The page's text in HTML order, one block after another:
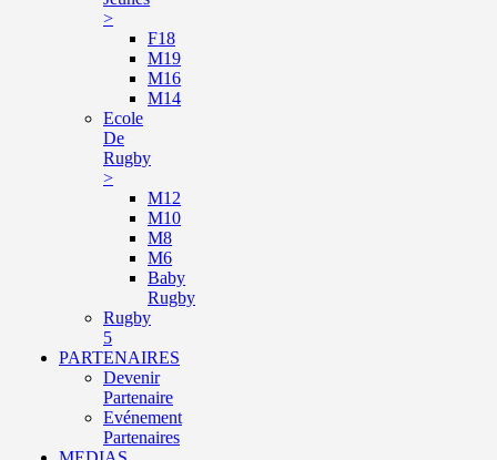
>
F18
M19
M16
M14
Ecole
De
Rugby
>
M12
M10
M8
M6
Baby
Rugby
Rugby
5
PARTENAIRES
Devenir
Partenaire
Evénement
Partenaires